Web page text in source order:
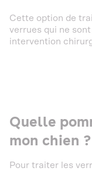
Cette option de
verrues qui ne
intervention
Quelle
mon chien ?
Pour traiter les